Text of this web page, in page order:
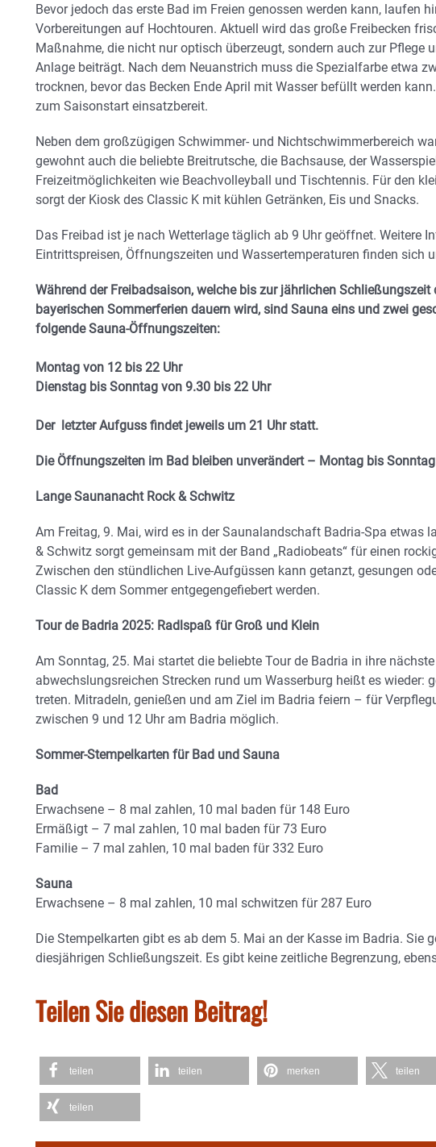
Bevor jedoch das erste Bad im Freien genossen werden kann, laufen
Vorbereitungen auf Hochtouren. Aktuell wird das große Freibecken
Maßnahme, die nicht nur optisch überzeugt, sondern auch zur Pflege
Anlage beiträgt. Nach dem Neuanstrich muss die Spezialfarbe etwa
trocknen, bevor das Becken Ende April mit Wasser befüllt werden
zum Saisonstart einsatzbereit.
Neben dem großzügigen Schwimmer- und Nichtschwimmerbereich
gewohnt auch die beliebte Breitrutsche, die Bachsause, der
Freizeitmöglichkeiten wie Beachvolleyball und Tischtennis. Für den
sorgt der Kiosk des Classic K mit kühlen Getränken, Eis und Snacks.
Das Freibad ist je nach Wetterlage täglich ab 9 Uhr geöffnet. Weitere
Eintrittspreisen, Öffnungszeiten und Wassertemperaturen finden sich
Während der Freibadsaison, welche bis zur jährlichen
bayerischen Sommerferien dauern wird, sind Sauna eins und zwei
folgende Sauna-Öffnungszeiten:
Montag von 12 bis 22 Uhr
Dienstag bis Sonntag von 9.30 bis 22 Uhr
Der letzter Aufguss findet jeweils um 21 Uhr statt.
Die Öffnungszeiten im Bad bleiben unverändert – Montag bis
Lange Saunanacht Rock & Schwitz
Am Freitag, 9. Mai, wird es in der Saunalandschaft Badria-Spa etwas
& Schwitz sorgt gemeinsam mit der Band „Radiobeats“ für einen
Zwischen den stündlichen Live-Aufgüssen kann getanzt, gesungen
Classic K dem Sommer entgegengefiebert werden.
Tour de Badria 2025: Radlspaß für Groß und Klein
Am Sonntag, 25. Mai startet die beliebte Tour de Badria in ihre
abwechslungsreichen Strecken rund um Wasserburg heißt es wieder:
treten. Mitradeln, genießen und am Ziel im Badria feiern – für
zwischen 9 und 12 Uhr am Badria möglich.
Sommer-Stempelkarten für Bad und Sauna
Bad
Erwachsene – 8 mal zahlen, 10 mal baden für 148 Euro
Ermäßigt – 7 mal zahlen, 10 mal baden für 73 Euro
Familie – 7 mal zahlen, 10 mal baden für 332 Euro
Sauna
Erwachsene – 8 mal zahlen, 10 mal schwitzen für 287 Euro
Die Stempelkarten gibt es ab dem 5. Mai an der Kasse im Badria. Sie
diesjährigen Schließungszeit. Es gibt keine zeitliche Begrenzung,
Teilen Sie diesen Beitrag!
teilen teilen merken teilen
teilen